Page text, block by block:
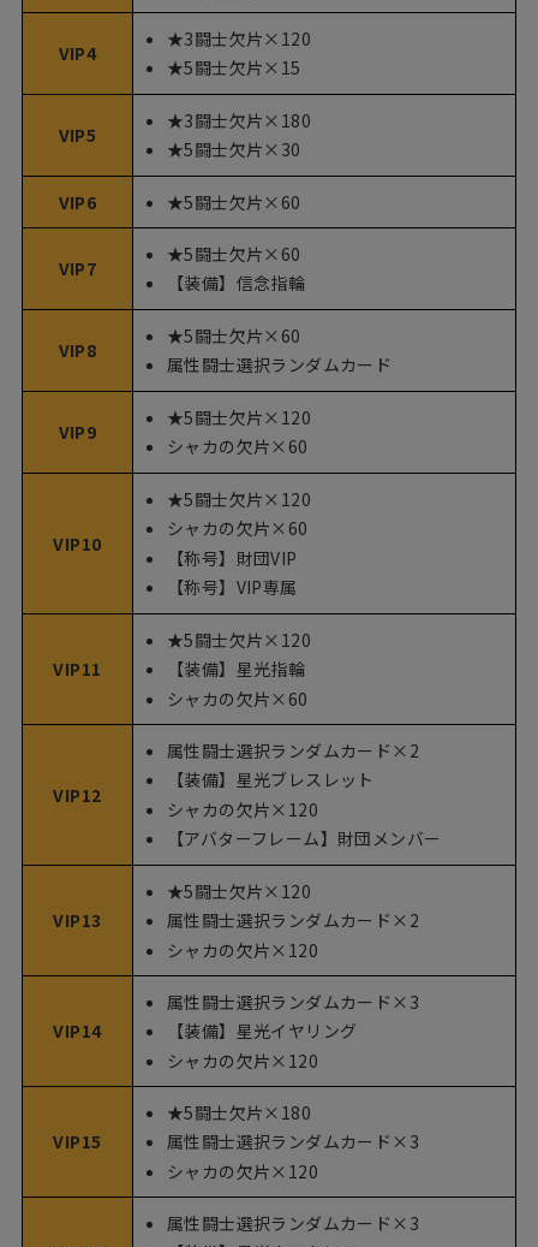
VIP4
★3闘士欠片×120
★5闘士欠片×15
VIP5
★3闘士欠片×180
★5闘士欠片×30
VIP6 ★5闘士欠片×60
VIP7
★5闘士欠片×60
【装備】信念指輪
VIP8
★5闘士欠片×60
属性闘士選択ランダムカード
VIP9
★5闘士欠片×120
シャカの欠片×60
VIP10
★5闘士欠片×120
シャカの欠片×60
【称号】財団VIP
【称号】VIP専属
VIP11
★5闘士欠片×120
【装備】星光指輪
シャカの欠片×60
VIP12
属性闘士選択ランダムカード×2
【装備】星光ブレスレット
シャカの欠片×120
【アバターフレーム】財団メンバー
VIP13
★5闘士欠片×120
属性闘士選択ランダムカード×2
シャカの欠片×120
VIP14
属性闘士選択ランダムカード×3
【装備】星光イヤリング
シャカの欠片×120
VIP15
★5闘士欠片×180
属性闘士選択ランダムカード×3
シャカの欠片×120
属性闘士選択ランダムカード×3